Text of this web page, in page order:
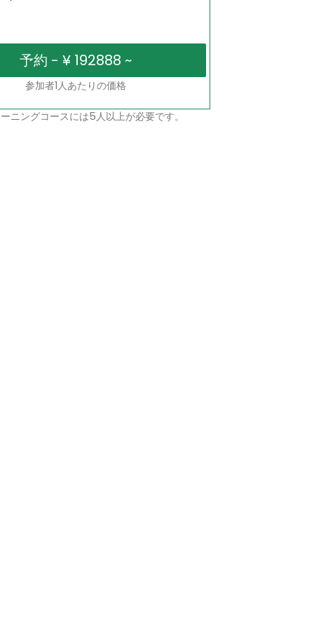
参加者1人あたりの価格
ニングコースには5人以上が必要です。